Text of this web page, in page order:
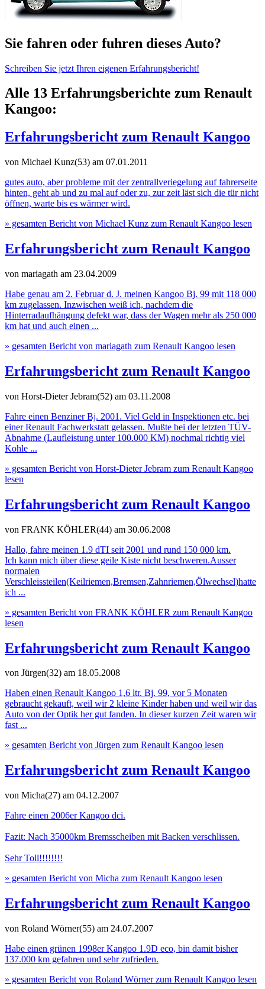
Sie fahren oder fuhren dieses Auto?
Schreiben Sie jetzt Ihren eigenen Erfahrungsbericht!
Alle 13 Erfahrungsberichte zum Renault
Kangoo:
Erfahrungsbericht zum Renault Kangoo
von Michael Kunz(53) am 07.01.2011
gutes auto, aber probleme mit der zentrallveriegelung auf fahrerseite
hinten, geht ab und zu mal auf oder zu, zur zeit läst sich die tür nicht
öffnen, warte bis es wärmer wird.
» gesamten Bericht von Michael Kunz zum Renault Kangoo lesen
Erfahrungsbericht zum Renault Kangoo
von mariagath am 23.04.2009
Habe genau am 2. Februar d. J. meinen Kangoo Bj. 99 mit 118 000
km zugelassen. Inzwischen weiß ich, nachdem die
Hinterradaufhängung defekt war, dass der Wagen mehr als 250 000
km hat und auch einen ...
» gesamten Bericht von mariagath zum Renault Kangoo lesen
Erfahrungsbericht zum Renault Kangoo
von Horst-Dieter Jebram(52) am 03.11.2008
Fahre einen Benziner Bj. 2001. Viel Geld in Inspektionen etc. bei
einer Renault Fachwerkstatt gelassen. Mußte bei der letzten TÜV-
Abnahme (Laufleistung unter 100.000 KM) nochmal richtig viel
Kohle ...
» gesamten Bericht von Horst-Dieter Jebram zum Renault Kangoo
lesen
Erfahrungsbericht zum Renault Kangoo
von FRANK KÖHLER(44) am 30.06.2008
Hallo, fahre meinen 1.9 dTI seit 2001 und rund 150 000 km.
Ich kann mich über diese geile Kiste nicht beschweren.Ausser
normalen
Verschleissteilen(Keilriemen,Bremsen,Zahnriemen,Ölwechsel)hatte
ich ...
» gesamten Bericht von FRANK KÖHLER zum Renault Kangoo
lesen
Erfahrungsbericht zum Renault Kangoo
von Jürgen(32) am 18.05.2008
Haben einen Renault Kangoo 1,6 ltr. Bj. 99, vor 5 Monaten
gebraucht gekauft, weil wir 2 kleine Kinder haben und weil wir das
Auto von der Optik her gut fanden. In dieser kurzen Zeit waren wir
fast ...
» gesamten Bericht von Jürgen zum Renault Kangoo lesen
Erfahrungsbericht zum Renault Kangoo
von Micha(27) am 04.12.2007
Fahre einen 2006er Kangoo dci.
Fazit: Nach 35000km Bremsscheiben mit Backen verschlissen.
Sehr Toll!!!!!!!!
» gesamten Bericht von Micha zum Renault Kangoo lesen
Erfahrungsbericht zum Renault Kangoo
von Roland Wörner(55) am 24.07.2007
Habe einen grünen 1998er Kangoo 1.9D eco, bin damit bisher
137.000 km gefahren und sehr zufrieden.
» gesamten Bericht von Roland Wörner zum Renault Kangoo lesen